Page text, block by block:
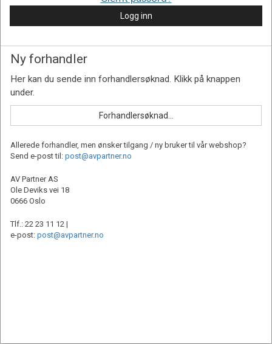
Logg inn
Ny forhandler
Allerede forhandler, men ønsker tilgang / ny bruker til vår webshop?
Send e-post til: post@avpartner.no
AV Partner AS
Ole Deviks vei 18
0666 Oslo
Tlf.: 22 23 11 12 |
e-post: post@avpartner.no